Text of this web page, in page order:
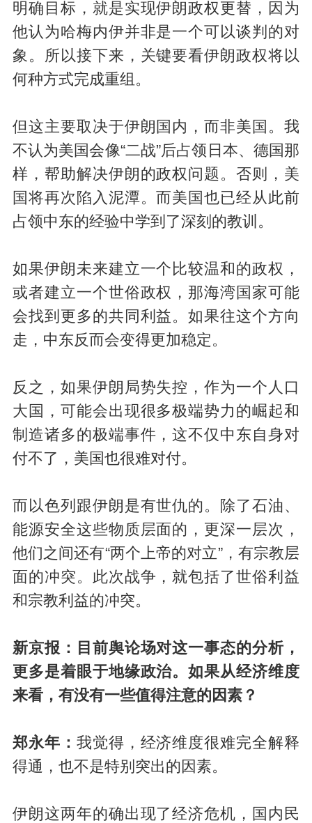
明确目标，就是实现伊朗政权更替，因为
他认为哈梅内伊并非是一个可以谈判的对
象。所以接下来，关键要看伊朗政权将以
何种方式完成重组。
但这主要取决于伊朗国内，而非美国。我
不认为美国会像“二战”后占领日本、德国那
样，帮助解决伊朗的政权问题。否则，美
国将再次陷入泥潭。而美国也已经从此前
占领中东的经验中学到了深刻的教训。
如果伊朗未来建立一个比较温和的政权，
或者建立一个世俗政权，那海湾国家可能
会找到更多的共同利益。如果往这个方向
走，中东反而会变得更加稳定。
反之，如果伊朗局势失控，作为一个人口
大国，可能会出现很多极端势力的崛起和
制造诸多的极端事件，这不仅中东自身对
付不了，美国也很难对付。
而以色列跟伊朗是有世仇的。除了石油、
能源安全这些物质层面的，更深一层次，
他们之间还有“两个上帝的对立”，有宗教层
面的冲突。此次战争，就包括了世俗利益
和宗教利益的冲突。
新京报：目前舆论场对这一事态的分析，
更多是着眼于地缘政治。如果从经济维度
来看，有没有一些值得注意的因素？
郑永年： 我觉得，经济维度很难完全解释
得通，也不是特别突出的因素。
伊朗这两年的确出现了经济危机，国内民